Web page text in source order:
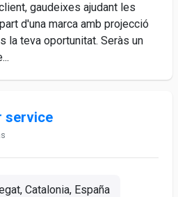
gaudeixes ajudant les
d'una marca amb projecció
la teva oportunitat. Seràs un
service
Catalonia, España